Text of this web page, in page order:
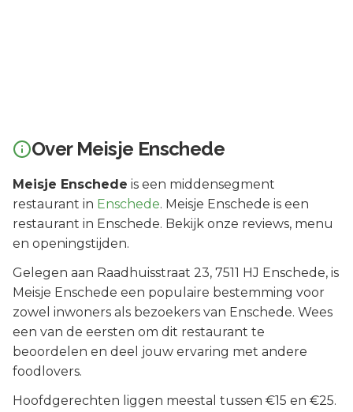
Over Meisje Enschede
Meisje Enschede is een middensegment
restaurant in Enschede. Meisje Enschede is een
restaurant in Enschede. Bekijk onze reviews, menu
en openingstijden.
Gelegen aan Raadhuisstraat 23, 7511 HJ Enschede, is
Meisje Enschede een populaire bestemming voor
zowel inwoners als bezoekers van Enschede. Wees
een van de eersten om dit restaurant te
beoordelen en deel jouw ervaring met andere
foodlovers.
Hoofdgerechten liggen meestal tussen €15 en €25.